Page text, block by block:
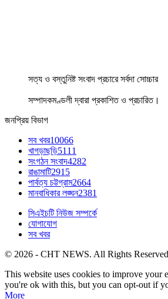
সত্য ও বস্তুনিষ্ট সংবাদ প্রচারে সর্বদা সোচ্চার
সম্পাদকমণ্ডলী দ্বারা প্রকাশিত ও প্রচারিত।
জনপ্রিয় বিভাগ
সব খবর10066
খাগড়াছড়ি5111
সংগঠন সংবাদ4282
রাঙামাটি2915
পার্বত্য চট্টগ্রাম2664
মানবাধিকার লঙ্ঘন2381
সিএইচটি নিউজ সম্পর্কে
যোগাযোগ
সব খবর
© 2026 - CHT NEWS. All Rights
This website uses cookies to improve your
you're ok with this, but you can opt-out if
More